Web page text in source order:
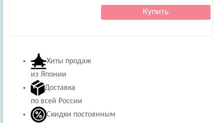
Хиты продаж
из Японии
Доставка
по всей России
Скидки постоянным